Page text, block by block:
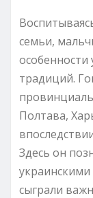
семьи,
традиций.
Полтава,
Здесь он
сыграли